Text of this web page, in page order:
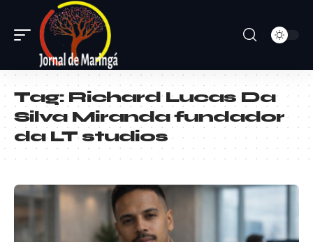
Tag:Richard Lucas Da
Silva Miranda fundador
da LT studios